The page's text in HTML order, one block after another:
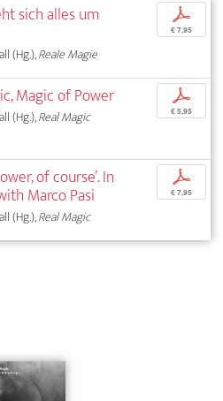
sich alles um
(Hg.),Reale Magie
p
€ 7,95
Magic of Power
(Hg.),Real Magic
p
€ 5,95
of course’. In
Marco Pasi
(Hg.),Real Magic
p
€ 7,95